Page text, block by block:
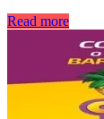
Read more